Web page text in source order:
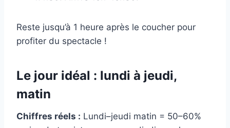
Reste jusqu’à 1 heure après le coucher pour
profiter du spectacle !
Le jour idéal : lundi à jeudi,
matin
Chiffres réels : Lundi–jeudi matin = 50–60%